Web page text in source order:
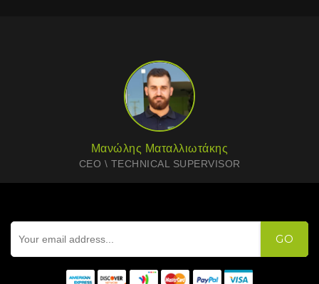
Μανώλης Ματαλλιωτάκης
CEO \ TECHNICAL SUPERVISOR
GO